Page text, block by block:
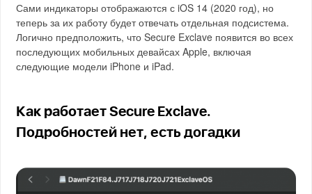
Сами индикаторы отображаются с iOS 14 (2020 год), но
теперь за их работу будет отвечать отдельная подсистема.
Логично предположить, что Secure Exclave появится во всех
последующих мобильных девайсах Apple, включая
следующие модели iPhone и iPad.
Как работает Secure Exclave.
Подробностей нет, есть догадки